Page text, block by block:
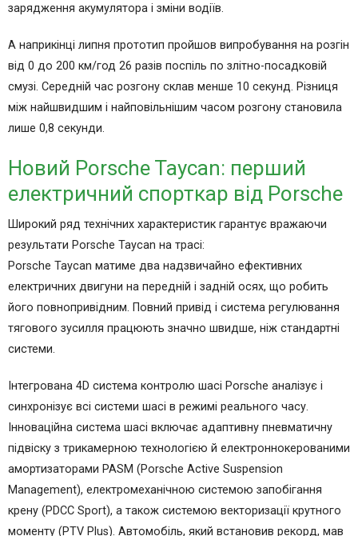
зарядження акумулятора і зміни водіїв.
А наприкінці липня прототип пройшов випробування на розгін
від 0 до 200 км/год 26 разів поспіль по злітно-посадковій
смузі. Середній час розгону склав менше 10 секунд. Різниця
між найшвидшим і найповільнішим часом розгону становила
лише 0,8 секунди.
Новий Porsche Taycan: перший
електричний спорткар від Porsche
Широкий ряд технічних характеристик гарантує вражаючи
результати Porsche Taycan на трасі:
Porsche Taycan матиме два надзвичайно ефективних
електричних двигуни на передній і задній осях, що робить
його повнопривідним. Повний привід і система регулювання
тягового зусилля працюють значно швидше, ніж стандартні
системи.
Інтегрована 4D система контролю шасі Porsche аналізує і
синхронізує всі системи шасі в режимі реального часу.
Інноваційна система шасі включає адаптивну пневматичну
підвіску з трикамерною технологією й електроннокерованими
амортизаторами PASM (Porsche Active Suspension
Management), електромеханічною системою запобігання
крену (PDCC Sport), а також системою векторизації крутного
моменту (PTV Plus). Автомобіль, який встановив рекорд, мав